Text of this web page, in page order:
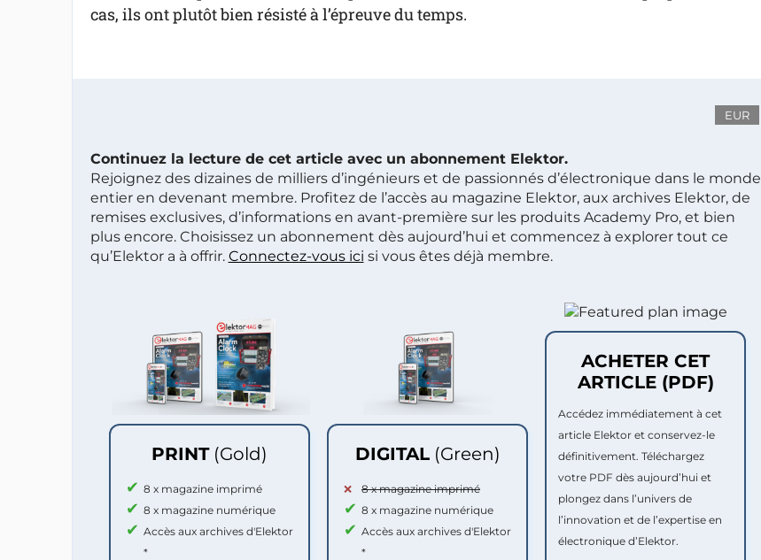
cas, ils ont plutôt bien résisté à l’épreuve du temps.
EUR
Continuez la lecture de cet article avec un abonnement Elektor.
Rejoignez des dizaines de milliers d’ingénieurs et de passionnés d’électronique dans le monde
entier en devenant membre. Profitez de l’accès au magazine Elektor, aux archives Elektor, de
remises exclusives, d’informations en avant-première sur les produits Academy Pro, et bien
plus encore. Choisissez un abonnement dès aujourd’hui et commencez à explorer tout ce
qu’Elektor a à offrir. Connectez-vous ici si vous êtes déjà membre.
PRINT (Gold)
8 x magazine imprimé
8 x magazine numérique
Accès aux archives d'Elektor
*
DIGITAL (Green)
8 x magazine imprimé
8 x magazine numérique
Accès aux archives d'Elektor
*
ACHETER CET
ARTICLE (PDF)
Accédez immédiatement à cet
article Elektor et conservez-le
définitivement. Téléchargez
votre PDF dès aujourd’hui et
plongez dans l’univers de
l’innovation et de l’expertise en
électronique d’Elektor.